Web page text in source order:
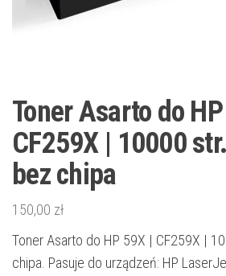
Toner Asarto do
CF259X | 10000
bez chipa
150,00 zł
Toner Asarto do HP 59X | CF259X |
chipa. Pasuje do urządzeń: HP